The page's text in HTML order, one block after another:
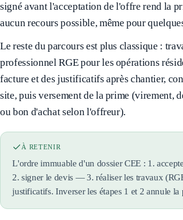
signé avant l'acceptation de l'offre rend la
aucun recours possible, même pour
Le reste du parcours est plus classique :
professionnel RGE pour les opérations
facture et des justificatifs après chantier,
site, puis versement de la prime (virement,
ou bon d'achat selon l'offreur).
À RETENIR
L'ordre immuable d'un dossier CEE : 1.
2. signer le devis — 3. réaliser les travaux
justificatifs. Inverser les étapes 1 et 2 annule la